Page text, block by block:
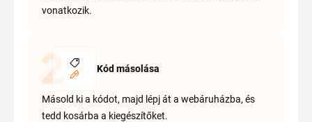
vonatkozik.
Kód másolása
Másold ki a kódot, majd lépj át a webáruházba, és
tedd kosárba a kiegészítőket.